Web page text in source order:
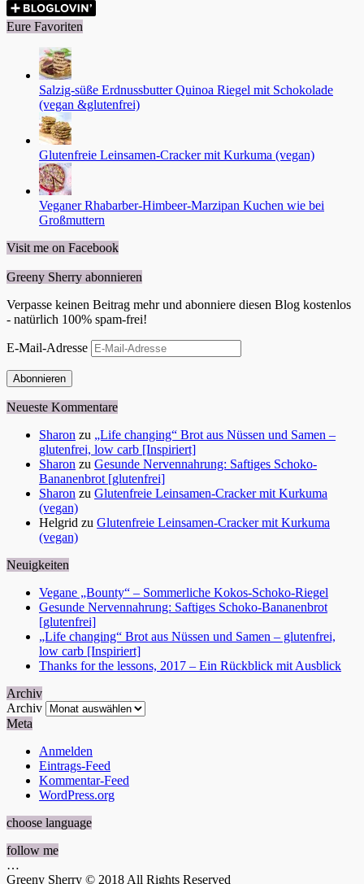
Eure Favoriten
Salzig-süße Erdnussbutter Quinoa Riegel mit Schokolade
(vegan &glutenfrei)
Glutenfreie Leinsamen-Cracker mit Kurkuma (vegan)
Veganer Rhabarber-Himbeer-Marzipan Kuchen wie bei
Großmuttern
Visit me on Facebook
Greeny Sherry abonnieren
Verpasse keinen Beitrag mehr und abonniere diesen Blog kostenlos
- natürlich 100% spam-frei!
E-Mail-Adresse
Abonnieren
Neueste Kommentare
Sharon zu „Life changing“ Brot aus Nüssen und Samen –
glutenfrei, low carb [Inspiriert]
Sharon zu Gesunde Nervennahrung: Saftiges Schoko-
Bananenbrot [glutenfrei]
Sharon zu Glutenfreie Leinsamen-Cracker mit Kurkuma
(vegan)
Helgrid zu Glutenfreie Leinsamen-Cracker mit Kurkuma
(vegan)
Neuigkeiten
Vegane „Bounty“ – Sommerliche Kokos-Schoko-Riegel
Gesunde Nervennahrung: Saftiges Schoko-Bananenbrot
[glutenfrei]
„Life changing“ Brot aus Nüssen und Samen – glutenfrei,
low carb [Inspiriert]
Thanks for the lessons, 2017 – Ein Rückblick mit Ausblick
Archiv
Archiv
Meta
Anmelden
Eintrags-Feed
Kommentar-Feed
WordPress.org
choose language
follow me
…
Greeny Sherry © 2018 All Rights Reserved